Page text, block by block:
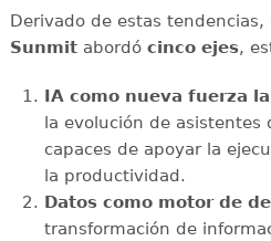
Derivado de estas
Sunmitabordó cinco ejes,
IA como nueva fuerza
la evolución de asistentes
capaces de apoyar la
la productividad.
Datos como motor de
transformación de